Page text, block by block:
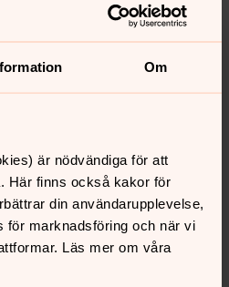
Om
är nödvändiga för att
Här finns också kakor för
din användarupplevelse,
för marknadsföring och när vi
Läs mer om våra
08.30
Stenman ställer ut sin
mellan midsommarhelgen
från Haverdal till
natur.
öppnar åter 7/9
·11.00–15.00
församlingshem